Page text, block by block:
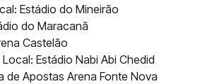
Estádio do Mineirão
do Maracanã
Castelão
Estádio Nabi Abi Chedid
Apostas Arena Fonte Nova